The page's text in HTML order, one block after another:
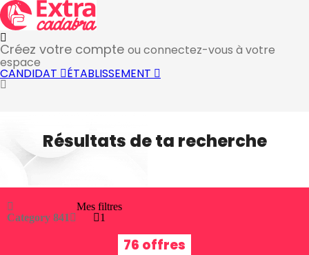
Créez votre compte ou connectez-vous à votre
espace
CANDIDAT ÉTABLISSEMENT
Résultats de ta recherche
Category 841
Mes filtres
1
76 offres